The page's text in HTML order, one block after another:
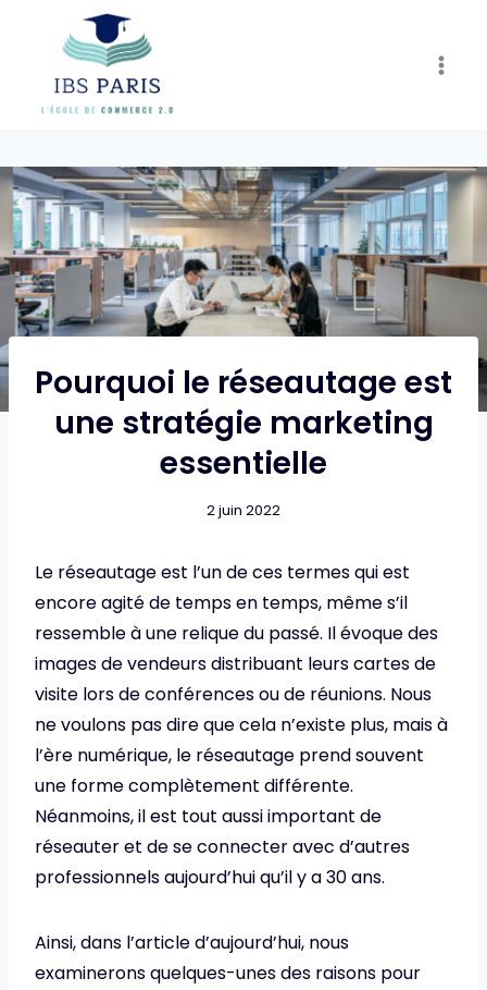
content
Pourquoi le réseautage est
une stratégie marketing
essentielle
2 juin 2022
Le réseautage est l’un de ces termes qui est
encore agité de temps en temps, même s’il
ressemble à une relique du passé. Il évoque des
images de vendeurs distribuant leurs cartes de
visite lors de conférences ou de réunions. Nous
ne voulons pas dire que cela n’existe plus, mais à
l’ère numérique, le réseautage prend souvent
une forme complètement différente.
Néanmoins, il est tout aussi important de
réseauter et de se connecter avec d’autres
professionnels aujourd’hui qu’il y a 30 ans.
Ainsi, dans l’article d’aujourd’hui, nous
examinerons quelques-unes des raisons pour